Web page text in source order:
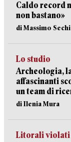
Caldo record
non bastano»
di Massimo Sechi
Lo studio
Archeologia,
affascinanti
un team di
di Ilenia Mura
Litorali violati